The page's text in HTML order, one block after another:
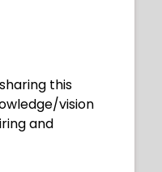
this
vision
and